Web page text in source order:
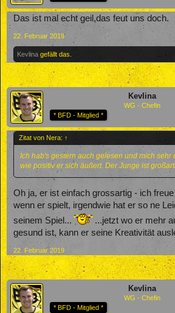
Das ist mal echt geil,das feut uns doch.
22. Februar 2019
Kevlina gefällt das.
Kevlina
WG - Chefin
* BFD - Mitglied *
Zitat von Nera: ↑
Ich hab's gestern auch gelesen und mich sehr
wie positiv er sich äußert. Der Junge ist
Oh ja, er ist einfach grossartig - ich
wenn er spielt, irgendwie hat er so ne
seinem Spiel...
...jetzt wo er mehr
gesund ist, kann er seine Kreativität
22. Februar 2019
Kevlina
WG - Chefin
* BFD - Mitglied *